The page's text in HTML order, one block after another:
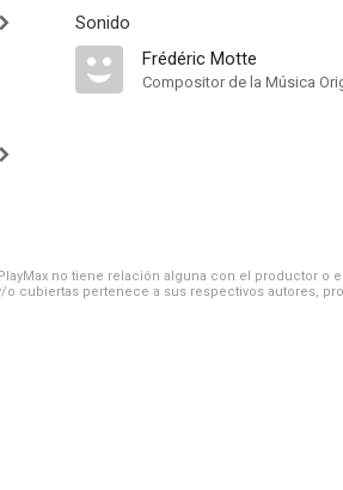
Sonido
Frédéric Motte
Compositor de la Música
no tiene relación alguna con el productor o
cubiertas pertenece a sus respectivos autores,